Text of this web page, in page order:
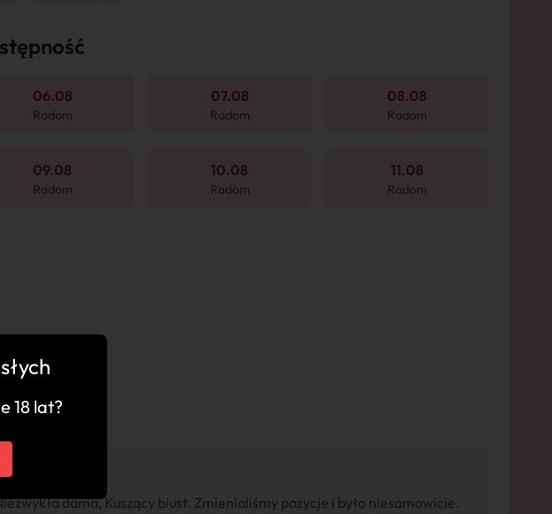
06.08
Radom
07.08
Radom
08.08
Radom
09.08
Radom
10.08
Radom
11.08
Radom
dama, Kuszący biust. Zmienialiśmy pozycje i było niesamowicie.
18 lat?